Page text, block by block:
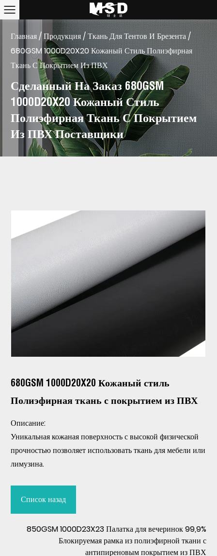
Главная/Продукция/Ткань Для Тентов И Брезента/
680GSM 1000D20X20 Кожаный Стиль Полиэфирная
Ткань С Покрытием Из ПВХ
Сделанный На Заказ 680GSM
1000D20X20 Кожаный Стиль
Полиэфирная Ткань С Покрытием
Из ПВХ Поставщики
680GSM 1000D20X20 Кожаный стиль
Полиэфирная ткань с покрытием из ПВХ
Описание:
Уникальная кожаная поверхность с высокой физической
прочностью позволяет использовать ткань для мебели или
лимузина.
Список назад
850GSM 1000D23X23 Палатка для вечеринок 99,9%
Блокируемая рамка из полиэфирной ткани с
антипиреновым покрытием из ПВХ